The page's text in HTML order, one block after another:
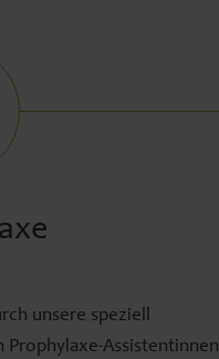
unsere speziell
Assistentinnen